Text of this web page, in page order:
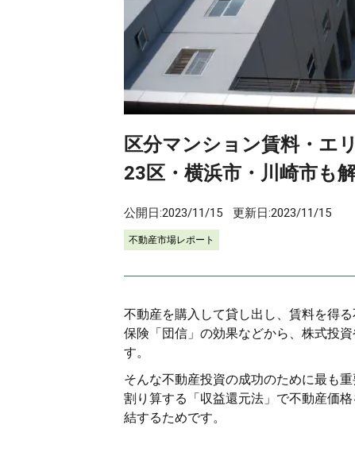
区分マンション賃料・エ
23区・横浜市・川崎市も
公開日:2023/11/15 更新日:2023/11/15
不動産市場レポート
不動産を購入して貸し出し、賃料を得
保険「団信」の効果などから、株式投
す。
そんな不動産投資の成功のために最も
割り算する「収益還元法」で不動産価
結するためです。